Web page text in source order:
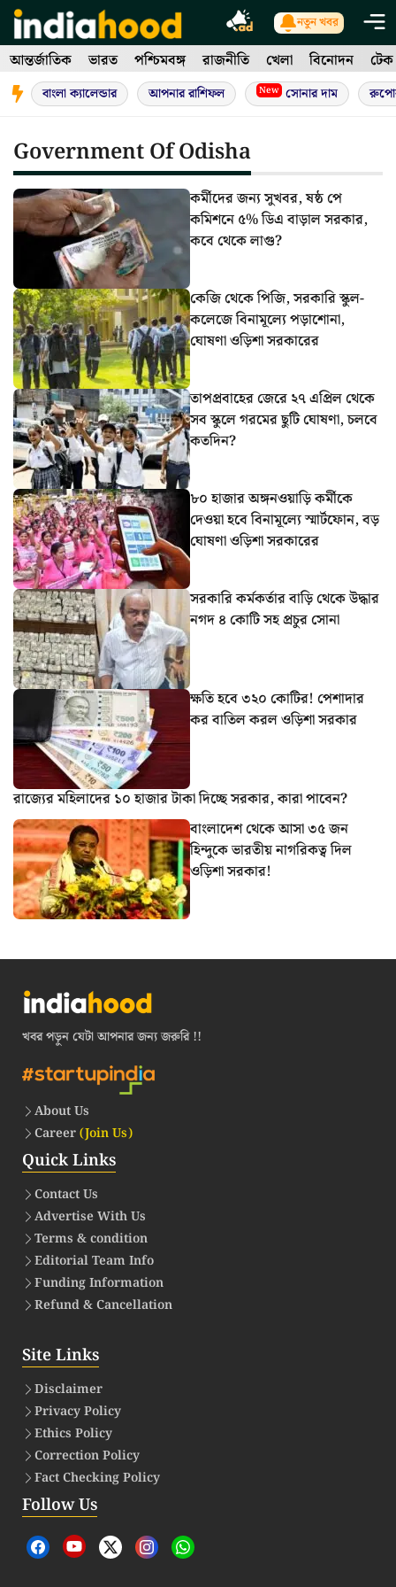
Skip
to
content
নতুন খবর
আন্তর্জাতিক ভারত পশ্চিমবঙ্গ রাজনীতি খেলা বিনোদন টেক
বাংলা ক্যালেন্ডার আপনার রাশিফল New সোনার দাম
Government Of Odisha
কর্মীদের জন্য সুখবর, ষষ্ঠ পে
কমিশনে ৫% ডিএ বাড়াল সরকার,
কবে থেকে লাগু?
কেজি থেকে পিজি, সরকারি স্কুল-
কলেজে বিনামূল্যে পড়াশোনা,
ঘোষণা ওড়িশা সরকারের
তাপপ্রবাহের জেরে ২৭ এপ্রিল থেকে
সব স্কুলে গরমের ছুটি ঘোষণা, চলবে
কতদিন?
৮০ হাজার অঙ্গনওয়াড়ি কর্মীকে
দেওয়া হবে বিনামূল্যে স্মার্টফোন, বড়
ঘোষণা ওড়িশা সরকারের
সরকারি কর্মকর্তার বাড়ি থেকে উদ্ধার
নগদ ৪ কোটি সহ প্রচুর সোনা
ক্ষতি হবে ৩২০ কোটির! পেশাদার
কর বাতিল করল ওড়িশা সরকার
রাজ্যের মহিলাদের ১০ হাজার টাকা দিচ্ছে সরকার, কারা পাবেন?
বাংলাদেশ থেকে আসা ৩৫ জন
হিন্দুকে ভারতীয় নাগরিকত্ব দিল
ওড়িশা সরকার!
খবর পড়ুন যেটা আপনার জন্য জরুরি !!
About Us
Career(Join Us)
Quick Links
Contact Us
Advertise With Us
Terms & condition
Editorial Team Info
Funding Information
Refund & Cancellation
Site Links
Disclaimer
Privacy Policy
Ethics Policy
Correction Policy
Fact Checking Policy
Follow Us